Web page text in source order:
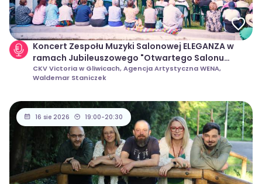
Koncert Zespołu Muzyki Salonowej ELEGANZA w
ramach Jubileuszowego "Otwartego Salonu
Muzycznego" 2026 w Gliwicach
CKV Victoria w Gliwicach, Agencja Artystyczna WENA,
Waldemar Staniczek
16 sie 2026 19:00-20:30